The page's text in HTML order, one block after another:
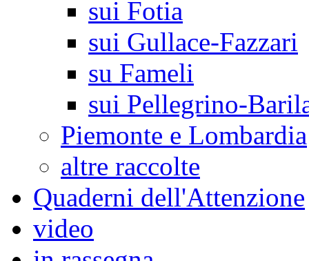
sui Fotia
sui Gullace-Fazzari
su Fameli
sui Pellegrino-
Piemonte e Lombardia
altre raccolte
Quaderni dell'Attenzione
video